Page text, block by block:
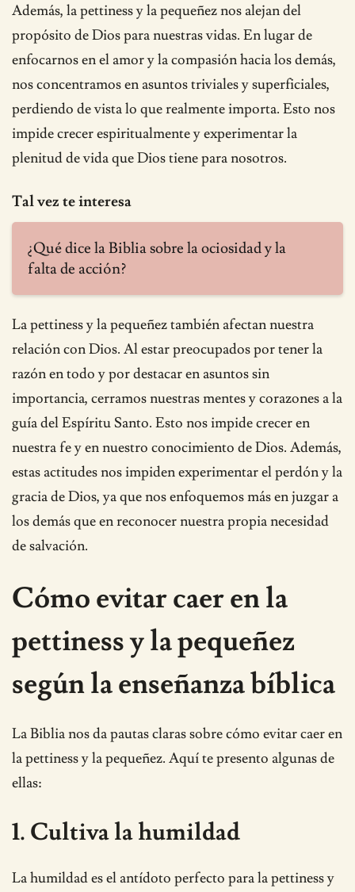
Además, la pettiness y la pequeñez nos alejan del
propósito de Dios para nuestras vidas. En lugar de
enfocarnos en el amor y la compasión hacia los demás,
nos concentramos en asuntos triviales y superficiales,
perdiendo de vista lo que realmente importa. Esto nos
impide crecer espiritualmente y experimentar la
plenitud de vida que Dios tiene para nosotros.
Tal vez te interesa
¿Qué dice la Biblia sobre la ociosidad y la
falta de acción?
La pettiness y la pequeñez también afectan nuestra
relación con Dios. Al estar preocupados por tener la
razón en todo y por destacar en asuntos sin
importancia, cerramos nuestras mentes y corazones a la
guía del Espíritu Santo. Esto nos impide crecer en
nuestra fe y en nuestro conocimiento de Dios. Además,
estas actitudes nos impiden experimentar el perdón y la
gracia de Dios, ya que nos enfoquemos más en juzgar a
los demás que en reconocer nuestra propia necesidad
de salvación.
Cómo evitar caer en la
pettiness y la pequeñez
según la enseñanza bíblica
La Biblia nos da pautas claras sobre cómo evitar caer en
la pettiness y la pequeñez. Aquí te presento algunas de
ellas:
1. Cultiva la humildad
La humildad es el antídoto perfecto para la pettiness y